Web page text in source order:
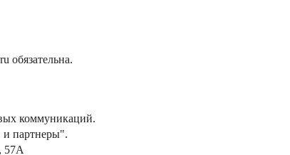
обязательна.
коммуникаций.
и партнеры".
57А